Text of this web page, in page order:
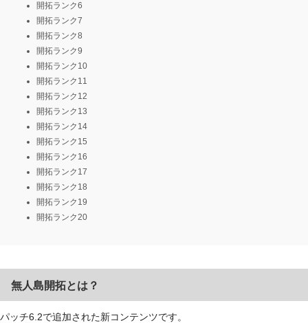
開拓ランク6
開拓ランク7
開拓ランク8
開拓ランク9
開拓ランク10
開拓ランク11
開拓ランク12
開拓ランク13
開拓ランク14
開拓ランク15
開拓ランク16
開拓ランク17
開拓ランク18
開拓ランク19
開拓ランク20
無人島開拓とは？
パッチ6.2で追加された新コンテンツです。